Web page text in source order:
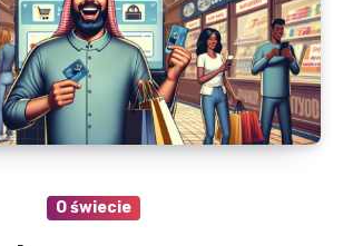
O świecie